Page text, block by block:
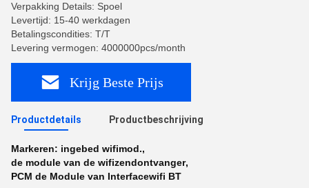
Verpakking Details: Spoel
Levertijd: 15-40 werkdagen
Betalingscondities: T/T
Levering vermogen: 4000000pcs/month
Krijg Beste Prijs
Productdetails Productbeschrijving
Markeren: ingebed wifimod.,
de module van de wifizendontvanger,
PCM de Module van Interfacewifi BT